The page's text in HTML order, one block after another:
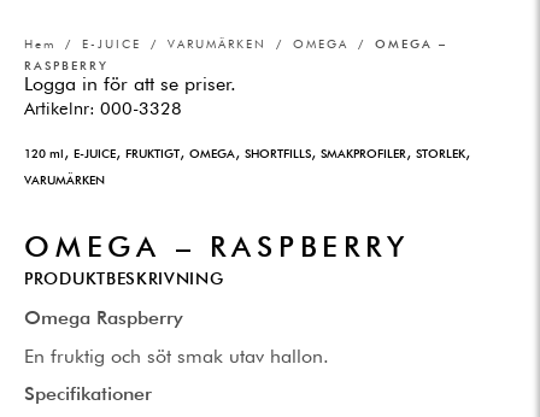
Hem / E-JUICE / VARUMÄRKEN / OMEGA
/ OMEGA –
RASPBERRY
Logga in för att se priser.
Artikelnr: 000-3328
120 ml, E-JUICE, FRUKTIGT, OMEGA, SHORTFILLS, SMAKPROFILER, STORLEK,
VARUMÄRKEN
OMEGA – RASPBERRY
PRODUKTBESKRIVNING
Omega Raspberry
En fruktig och söt smak utav hallon.
Specifikationer